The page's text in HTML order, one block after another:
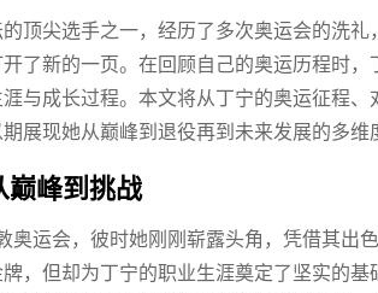
顶尖选手之一，经历了多次奥运会的洗
了新的一页。在回顾自己的奥运历程时
与成长过程。本文将从丁宁的奥运征程
展现她从巅峰到退役再到未来发展的多维
巅峰到挑战
运会，彼时她刚刚崭露头角，凭借其出
，但却为丁宁的职业生涯奠定了坚实的